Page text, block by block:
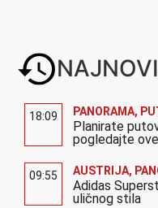
18:09 PANORAMA,
Planirate
pogledajte
09:55 AUSTRIJA,
Adidas
uličnog stila